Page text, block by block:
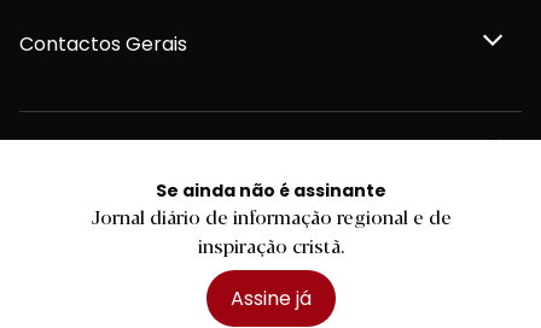
Se ainda não é assinante
Jornal diário de informação regional e de
inspiração cristã.
Assine já
Contactos Gerais
Redação
Departamento Comercial